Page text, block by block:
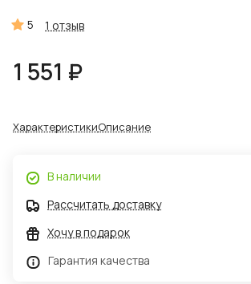
5 1 отзыв
1 551 ₽
ХарактеристикиОписание
В наличии
Рассчитать доставку
Хочу в подарок
Гарантия качества